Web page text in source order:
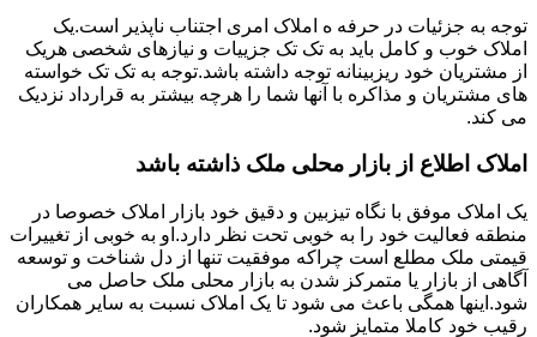
توجه به جزئیات در حرفه ه املاک امری اجتناب ناپذیر است.یک
املاک خوب و کامل باید به تک تک جزییات و نیازهای شخصی هریک
از مشتریان خود ریزبینانه توجه داشته باشد.توجه به تک تک خواسته
های مشتریان و مذاکره با آنها شما را هرچه بیشتر به قرارداد نزدیک
می کند.
املاک اطلاع از بازار محلی ملک ذاشته باشد
یک املاک موفق با نگاه تیزبین و دقیق خود بازار املاک خصوصا در
منطقه فعالیت خود را به خوبی تحت نظر دارد.او به خوبی از تغییرات
قیمتی ملک مطلع است چراکه موفقیت تنها از دل شناخت و توسعه
آگاهی از بازار یا متمرکز شدن به بازار محلی ملک حاصل می
شود.اینها همگی باعث می شود تا یک املاک نسبت به سایر همکاران
رقیب خود کاملا متمایز شود.